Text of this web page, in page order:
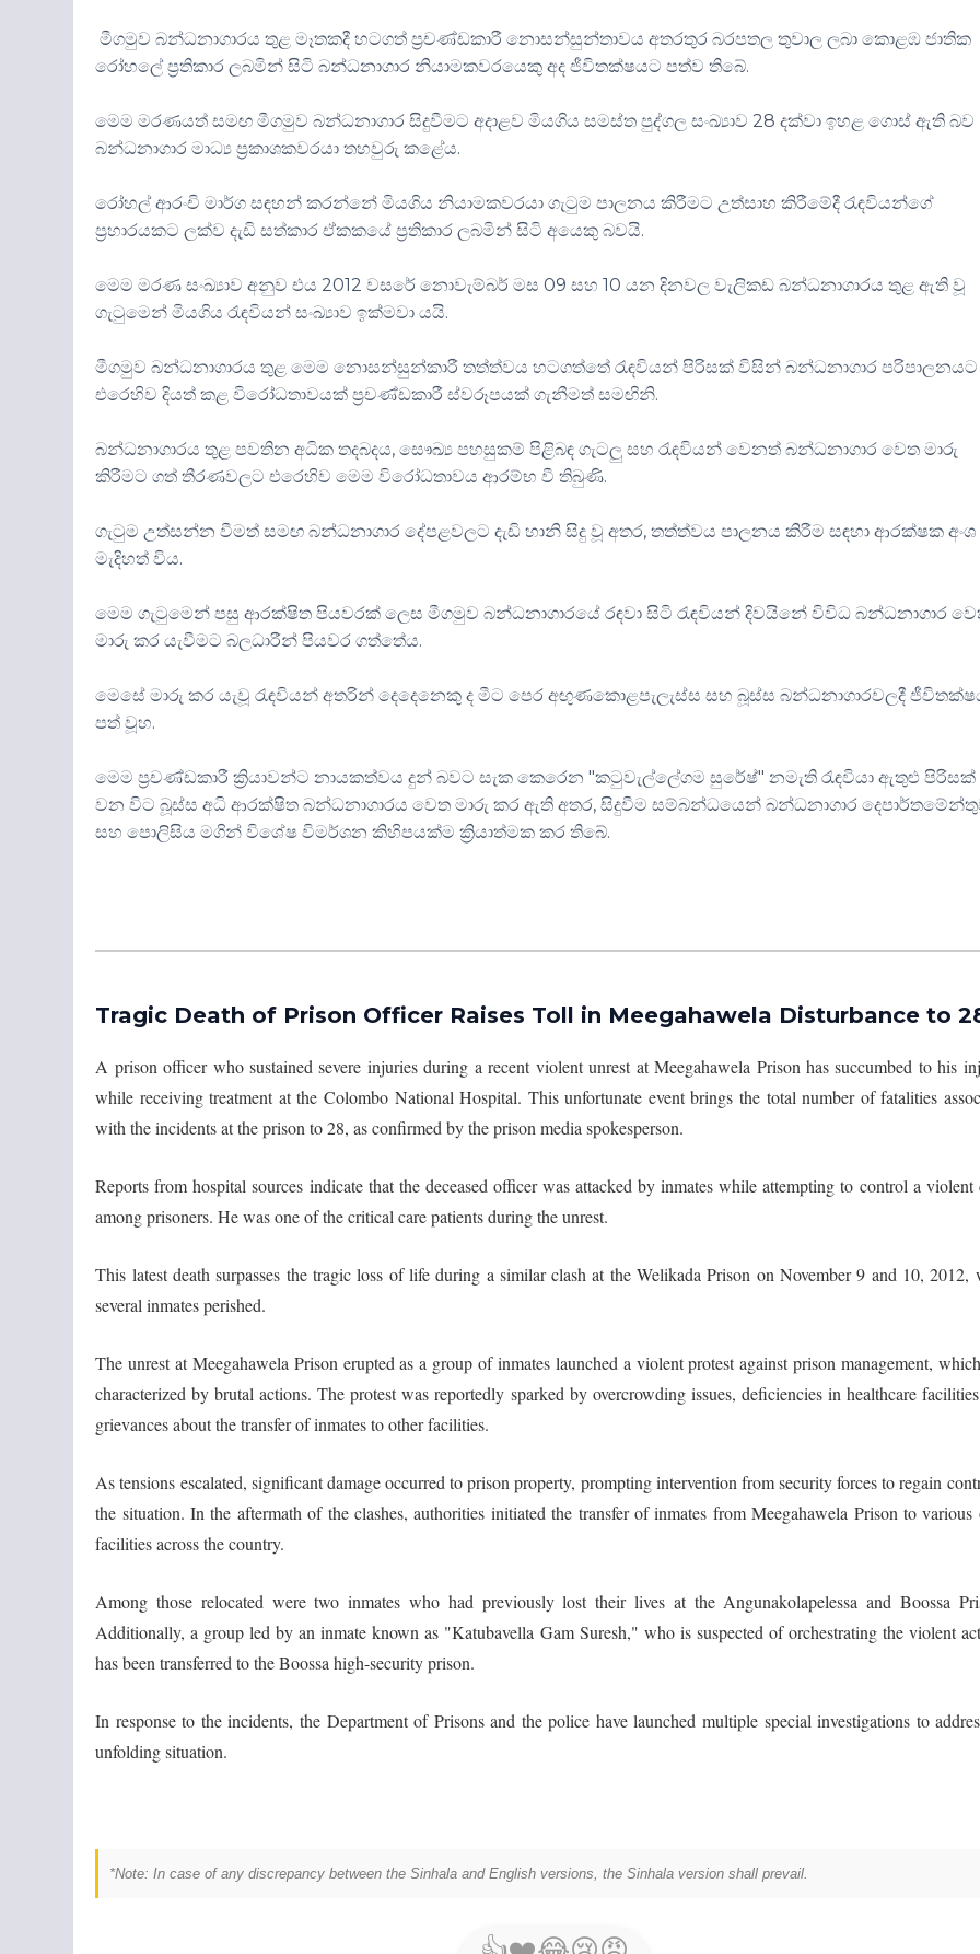
මීගමුව බන්ධනාගාරය තුළ මෑතකදී හටගත් ප්‍රචණ්ඩකාරී නොසන්සුන්තාවය අතරතුර බරපතල තුවාල ලබා කොළඹ ජාතික
රෝහලේ ප්‍රතිකාර ලබමින් සිටි බන්ධනාගාර නියාමකවරයෙකු අද ජීවිතක්ෂයට පත්ව තිබේ.
මෙම මරණයත් සමඟ මීගමුව බන්ධනාගාර සිදුවීමට අදාළව මියගිය සමස්ත පුද්ගල සංඛ්‍යාව 28 දක්වා ඉහළ ගොස් ඇති බව
බන්ධනාගාර මාධ්‍ය ප්‍රකාශකවරයා තහවුරු කළේය.
රෝහල් ආරංචි මාර්ග සඳහන් කරන්නේ මියගිය නියාමකවරයා ගැටුම පාලනය කිරීමට උත්සාහ කිරීමේදී රැඳවියන්ගේ
ප්‍රහාරයකට ලක්ව දැඩි සත්කාර ඒකකයේ ප්‍රතිකාර ලබමින් සිටි අයෙකු බවයි.
මෙම මරණ සංඛ්‍යාව අනුව එය 2012 වසරේ නොවැම්බර් මස 09 සහ 10 යන දිනවල වැලිකඩ බන්ධනාගාරය තුළ ඇති වූ
ගැටුමෙන් මියගිය රැඳවියන් සංඛ්‍යාව ඉක්මවා යයි.
මීගමුව බන්ධනාගාරය තුළ මෙම නොසන්සුන්කාරී තත්ත්වය හටගත්තේ රැඳවියන් පිරිසක් විසින් බන්ධනාගාර පරිපාලනයට
එරෙහිව දියත් කළ විරෝධතාවයක් ප්‍රචණ්ඩකාරී ස්වරූපයක් ගැනීමත් සමඟිනි.
බන්ධනාගාරය තුළ පවතින අධික තදබදය, සෞඛ්‍ය පහසුකම් පිළිබඳ ගැටලු සහ රැඳවියන් වෙනත් බන්ධනාගාර වෙත මාරු
කිරීමට ගත් තීරණවලට එරෙහිව මෙම විරෝධතාවය ආරම්භ වී තිබුණි.
ගැටුම උත්සන්න වීමත් සමඟ බන්ධනාගාර දේපළවලට දැඩි හානි සිදු වූ අතර, තත්ත්වය පාලනය කිරීම සඳහා ආරක්ෂක අංශ
මැදිහත් විය.
මෙම ගැටුමෙන් පසු ආරක්ෂිත පියවරක් ලෙස මීගමුව බන්ධනාගාරයේ රඳවා සිටි රැඳවියන් දිවයිනේ විවිධ බන්ධනාගාර
මාරු කර යැවීමට බලධාරීන් පියවර ගත්තේය.
මෙසේ මාරු කර යැවූ රැඳවියන් අතරින් දෙදෙනෙකු ද මීට පෙර අඟුණකොළපැලැස්ස සහ බූස්ස බන්ධනාගාරවලදී
පත් වූහ.
මෙම ප්‍රචණ්ඩකාරී ක්‍රියාවන්ට නායකත්වය දුන් බවට සැක කෙරෙන "කටුවැල්ලේගම සුරේෂ්" නමැති රැඳවියා ඇතුළු
වන විට බූස්ස අධි ආරක්ෂිත බන්ධනාගාරය වෙත මාරු කර ඇති අතර, සිදුවීම සම්බන්ධයෙන් බන්ධනාගාර
සහ පොලිසිය මගින් විශේෂ විමර්ශන කිහිපයක්ම ක්‍රියාත්මක කර තිබේ.
Tragic Death of Prison Officer Raises Toll in Meegahawela Disturbance to
A prison officer who sustained severe injuries during a recent violent unrest at Meegahawela Prison has succumbed to his
while receiving treatment at the Colombo National Hospital. This unfortunate event brings the total number of fatalities
with the incidents at the prison to 28, as confirmed by the prison media spokesperson.
Reports from hospital sources indicate that the deceased officer was attacked by inmates while attempting to control a violent
among prisoners. He was one of the critical care patients during the unrest.
This latest death surpasses the tragic loss of life during a similar clash at the Welikada Prison on November 9 and 10, 2012,
several inmates perished.
The unrest at Meegahawela Prison erupted as a group of inmates launched a violent protest against prison management,
characterized by brutal actions. The protest was reportedly sparked by overcrowding issues, deficiencies in healthcare
grievances about the transfer of inmates to other facilities.
As tensions escalated, significant damage occurred to prison property, prompting intervention from security forces to regain
the situation. In the aftermath of the clashes, authorities initiated the transfer of inmates from Meegahawela Prison to various
facilities across the country.
Among those relocated were two inmates who had previously lost their lives at the Angunakolapelessa and Boossa
Additionally, a group led by an inmate known as "Katubavella Gam Suresh," who is suspected of orchestrating the violent
has been transferred to the Boossa high-security prison.
In response to the incidents, the Department of Prisons and the police have launched multiple special investigations to
unfolding situation.
*Note: In case of any discrepancy between the Sinhala and English versions, the Sinhala version shall prevail.